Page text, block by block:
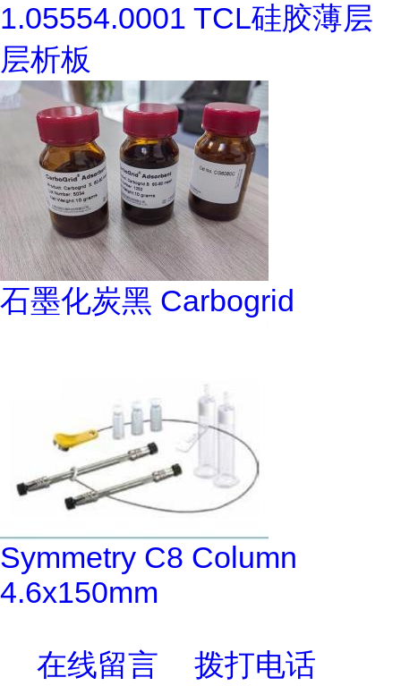
1.05554.0001 TCL硅胶薄层
层析板
石墨化炭黑 Carbogrid
Symmetry C8 Column
4.6x150mm
在线留言 拨打电话